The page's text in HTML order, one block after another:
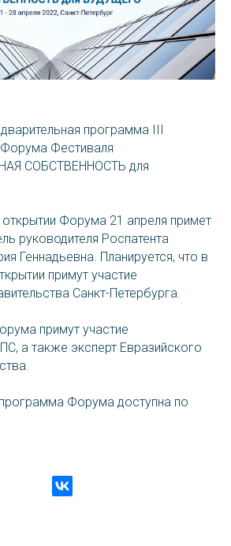
программа III
Фестиваля
СОБСТВЕННОСТЬ для
Форума 21 апреля примет
руководителя Роспатента
Геннадьевна. Планируется, что в
примут участие
Санкт-Петербурга.
примут участие
а также эксперт Евразийского
Форума доступна по